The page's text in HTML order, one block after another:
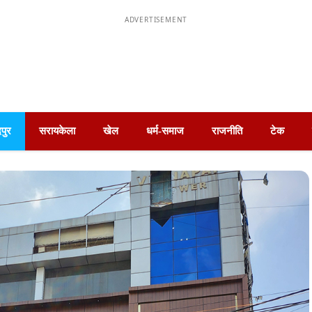
ADVERTISEMENT
सरायकेला खेल धर्म-समाज राजनीति टेक
उप मुखिया संतोष ठाकुर और सूरज